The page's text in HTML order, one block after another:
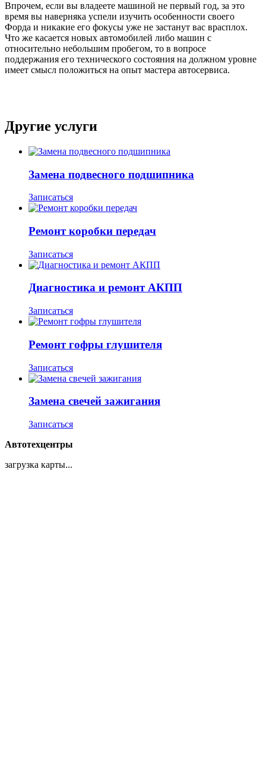
Впрочем, если вы владеете машиной не первый год, за это
время вы наверняка успели изучить особенности своего
Форда и никакие его фокусы уже не застанут вас врасплох.
Что же касается новых автомобилей либо машин с
относительно небольшим пробегом, то в вопросе
поддержания его технического состояния на должном уровне
имеет смысл положиться на опыт мастера автосервиса.
Другие услуги
Замена подвесного подшипника
Записаться
Ремонт коробки передач
Записаться
Диагностика и ремонт АКПП
Записаться
Ремонт гофры глушителя
Записаться
Замена свечей зажигания
Записаться
Автотехцентры
загрузка карты...